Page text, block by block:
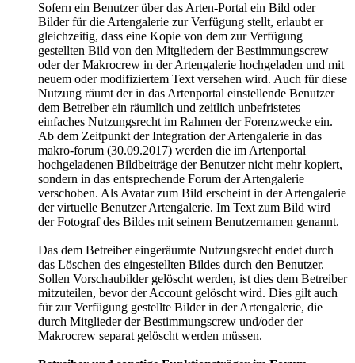
Sofern ein Benutzer über das Arten-Portal ein Bild oder
Bilder für die Artengalerie zur Verfügung stellt, erlaubt er
gleichzeitig, dass eine Kopie von dem zur Verfügung
gestellten Bild von den Mitgliedern der Bestimmungscrew
oder der Makrocrew in der Artengalerie hochgeladen und mit
neuem oder modifiziertem Text versehen wird. Auch für diese
Nutzung räumt der in das Artenportal einstellende Benutzer
dem Betreiber ein räumlich und zeitlich unbefristetes
einfaches Nutzungsrecht im Rahmen der Forenzwecke ein.
Ab dem Zeitpunkt der Integration der Artengalerie in das
makro-forum (30.09.2017) werden die im Artenportal
hochgeladenen Bildbeiträge der Benutzer nicht mehr kopiert,
sondern in das entsprechende Forum der Artengalerie
verschoben. Als Avatar zum Bild erscheint in der Artengalerie
der virtuelle Benutzer Artengalerie. Im Text zum Bild wird
der Fotograf des Bildes mit seinem Benutzernamen genannt.
Das dem Betreiber eingeräumte Nutzungsrecht endet durch
das Löschen des eingestellten Bildes durch den Benutzer.
Sollen Vorschaubilder gelöscht werden, ist dies dem Betreiber
mitzuteilen, bevor der Account gelöscht wird. Dies gilt auch
für zur Verfügung gestellte Bilder in der Artengalerie, die
durch Mitglieder der Bestimmungscrew und/oder der
Makrocrew separat gelöscht werden müssen.